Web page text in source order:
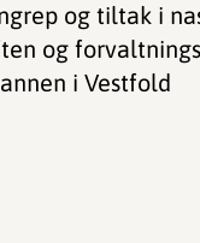
og tiltak i
og
i Vestfold